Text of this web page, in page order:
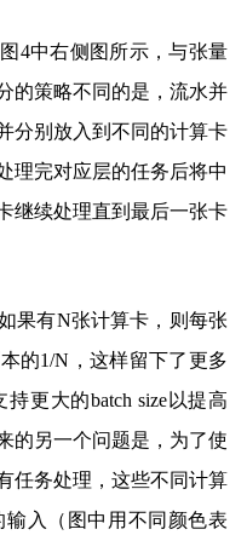
4中右侧图所示，与张量
的策略不同的是，流水并
分别放入到不同的计算卡
理完对应层的任务后将中
继续处理直到最后一张卡
果有N张计算卡，则每张
的1/N，这样留下了更多
更大的batch size以提高
的另一个问题是，为了使
任务处理，这些不同计算
输入（图中用不同颜色表